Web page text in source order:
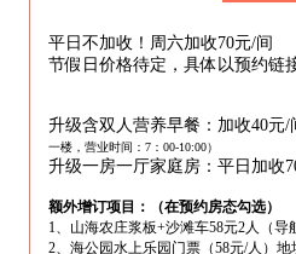
平日不加收！周六加收70元/间
节假日价格待定，具体以预约链
升级含双人营养早餐：加收40元/
一楼，营业时间：7：00-10:00）
升级一房一厅家庭房：平日加收
额外增订项目：（在预约房态勾选）
1、山海农庄浆板+沙滩车58元2人（导
2、海公园水上乐园门票（58元/人）